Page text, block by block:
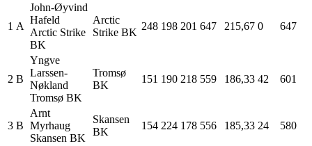
1 A
John-Øyvind
Hafeld
Arctic Strike
BK
Arctic
Strike BK
248 198 201 647 215,67 0 647
2 B
Yngve
Larssen-
Nøkland
Tromsø BK
Tromsø
BK
151 190 218 559 186,33 42 601
3 B
Arnt
Myrhaug
Skansen BK
Skansen
BK
154 224 178 556 185,33 24 580